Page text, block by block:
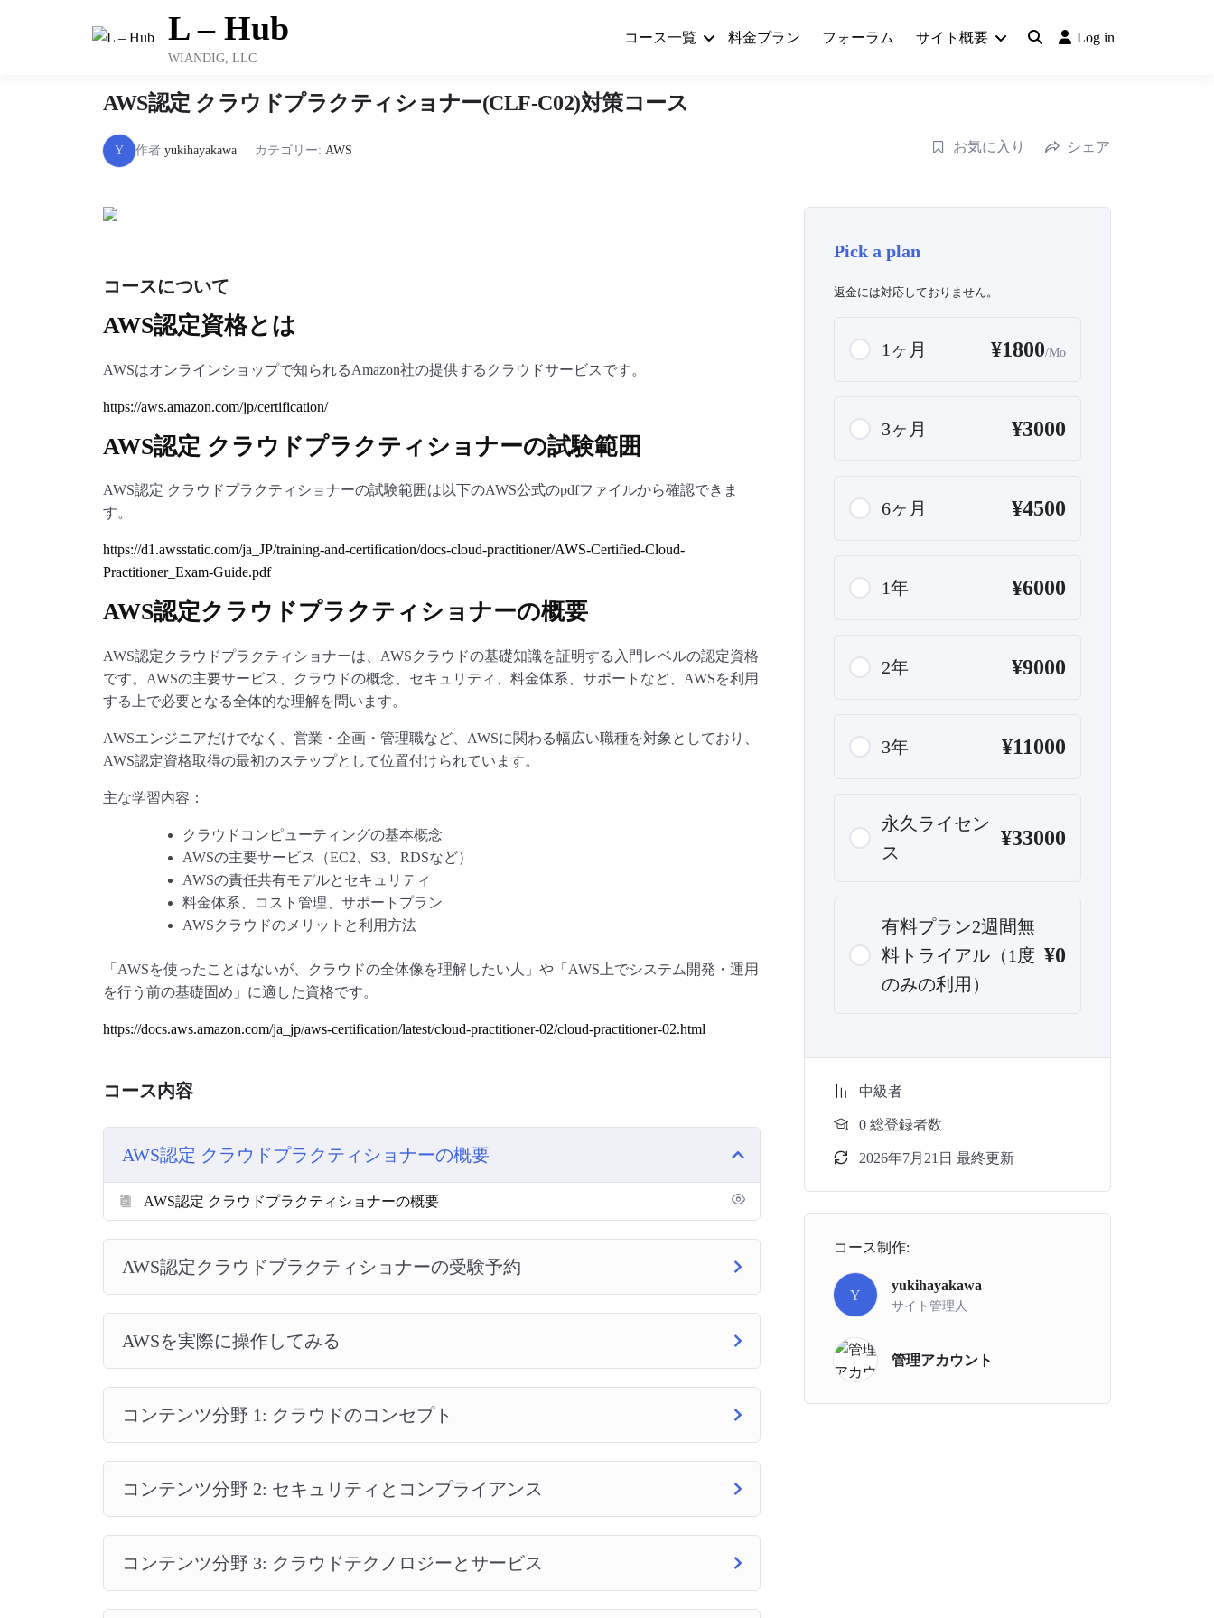
L – Hub
WIANDIG, LLC
コース一覧 料金プラン フォーラム サイト概要 Log in
AWS認定 クラウドプラクティショナー(CLF-C02)対策コース
Y 作者 yukihayakawa カテゴリー: AWS お気に入り シェア
コースについて
AWS認定資格とは
AWSはオンラインショップで知られるAmazon社の提供するクラウドサービスです。
https://aws.amazon.com/jp/certification/
AWS認定 クラウドプラクティショナーの試験範囲
AWS認定 クラウドプラクティショナーの試験範囲は以下のAWS公式のpdfファイルから確認できま
す。
https://d1.awsstatic.com/ja_JP/training-and-certification/docs-cloud-practitioner/AWS-Certified-Cloud-
Practitioner_Exam-Guide.pdf
AWS認定クラウドプラクティショナーの概要
AWS認定クラウドプラクティショナーは、AWSクラウドの基礎知識を証明する入門レベルの認定資格
です。AWSの主要サービス、クラウドの概念、セキュリティ、料金体系、サポートなど、AWSを利用
する上で必要となる全体的な理解を問います。
AWSエンジニアだけでなく、営業・企画・管理職など、AWSに関わる幅広い職種を対象としており、
AWS認定資格取得の最初のステップとして位置付けられています。
主な学習内容：
クラウドコンピューティングの基本概念
AWSの主要サービス（EC2、S3、RDSなど）
AWSの責任共有モデルとセキュリティ
料金体系、コスト管理、サポートプラン
AWSクラウドのメリットと利用方法
「AWSを使ったことはないが、クラウドの全体像を理解したい人」や「AWS上でシステム開発・運用
を行う前の基礎固め」に適した資格です。
https://docs.aws.amazon.com/ja_jp/aws-certification/latest/cloud-practitioner-02/cloud-practitioner-02.html
コース内容
AWS認定 クラウドプラクティショナーの概要
AWS認定 クラウドプラクティショナーの概要
AWS認定クラウドプラクティショナーの受験予約
AWSを実際に操作してみる
コンテンツ分野 1: クラウドのコンセプト
コンテンツ分野 2: セキュリティとコンプライアンス
コンテンツ分野 3: クラウドテクノロジーとサービス
Pick a plan
返金には対応しておりません。
1ヶ月 ¥1800/Mo
3ヶ月 ¥3000
6ヶ月 ¥4500
1年 ¥6000
2年 ¥9000
3年 ¥11000
永久ライセン
ス
¥33000
有料プラン2週間無
料トライアル（1度
のみの利用）
¥0
中級者
0 総登録者数
2026年7月21日 最終更新
コース制作:
Y
yukihayakawa
サイト管理人
管理アカウント